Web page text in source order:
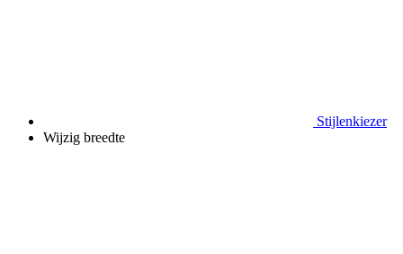
Stijlenkiezer
Wijzig breedte